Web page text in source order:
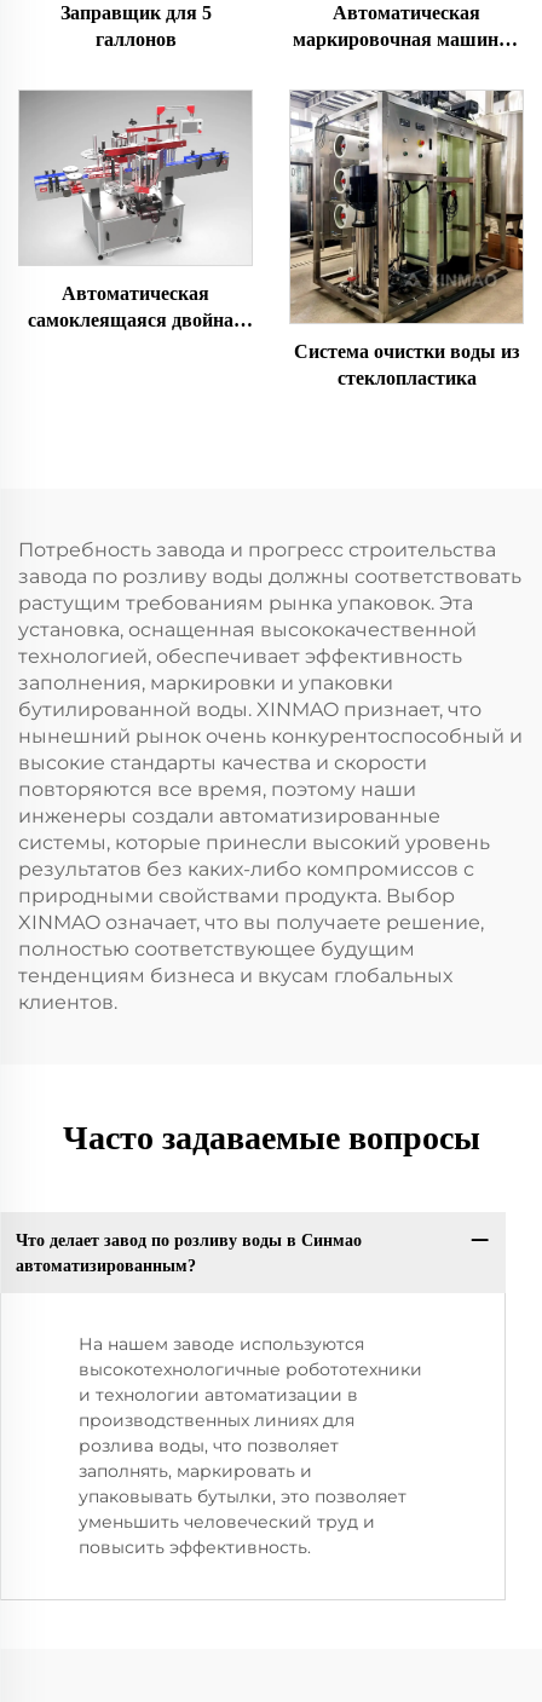
Заправщик для 5
галлонов
Автоматическая
маркировочная машина с
Автоматическая
самоклеящаяся двойная
Система очистки воды из
стеклопластика
Потребность завода и прогресс строительства
завода по розливу воды должны соответствовать
растущим требованиям рынка упаковок. Эта
установка, оснащенная высококачественной
технологией, обеспечивает эффективность
заполнения, маркировки и упаковки
бутилированной воды. XINMAO признает, что
нынешний рынок очень конкурентоспособный и
высокие стандарты качества и скорости
повторяются все время, поэтому наши
инженеры создали автоматизированные
системы, которые принесли высокий уровень
результатов без каких-либо компромиссов с
природными свойствами продукта. Выбор
XINMAO означает, что вы получаете решение,
полностью соответствующее будущим
тенденциям бизнеса и вкусам глобальных
клиентов.
Часто задаваемые вопросы
Что делает завод по розливу воды в Синмао
автоматизированным?
На нашем заводе используются
высокотехнологичные робототехники
и технологии автоматизации в
производственных линиях для
розлива воды, что позволяет
заполнять, маркировать и
упаковывать бутылки, это позволяет
уменьшить человеческий труд и
повысить эффективность.